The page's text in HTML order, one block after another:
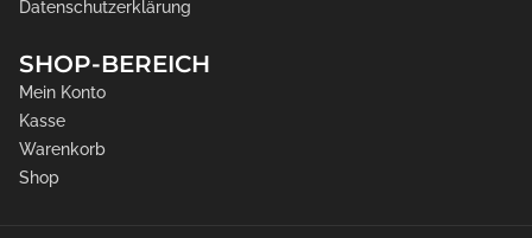
Datenschutzerklärung
SHOP-BEREICH
Mein Konto
Kasse
Warenkorb
Shop